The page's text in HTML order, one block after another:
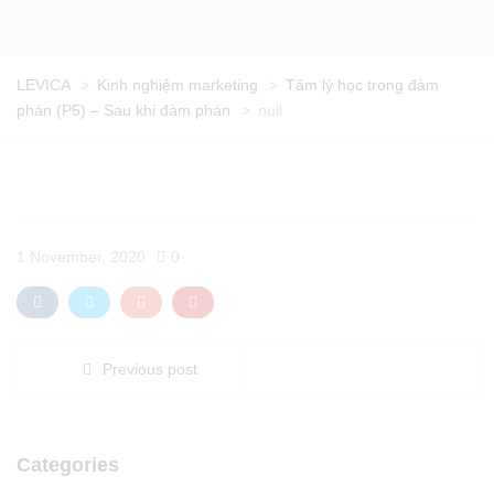
LEVICA > Kinh nghiệm marketing > Tâm lý học trong đàm
phán (P5) – Sau khi đàm phán
> null
1 November, 2020 0
Previous post
Categories